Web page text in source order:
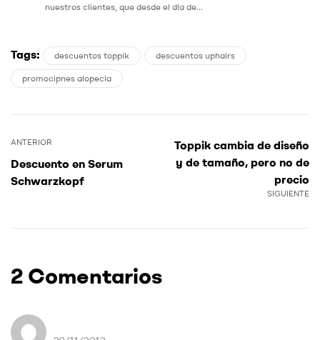
nuestros clientes, que desde el día de...
Tags: descuentos toppik descuentos uphairs
promocipnes alopecia
ANTERIOR
Descuento en Serum
Schwarzkopf
SIGUIENTE
Toppik cambia de diseño
y de tamaño, pero no de
precio
2 Comentarios